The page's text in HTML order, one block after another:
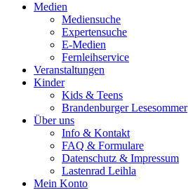
Medien
Mediensuche
Expertensuche
E-Medien
Fernleihservice
Veranstaltungen
Kinder
Kids & Teens
Brandenburger Lesesommer
Über uns
Info & Kontakt
FAQ & Formulare
Datenschutz & Impressum
Lastenrad Leihla
Mein Konto